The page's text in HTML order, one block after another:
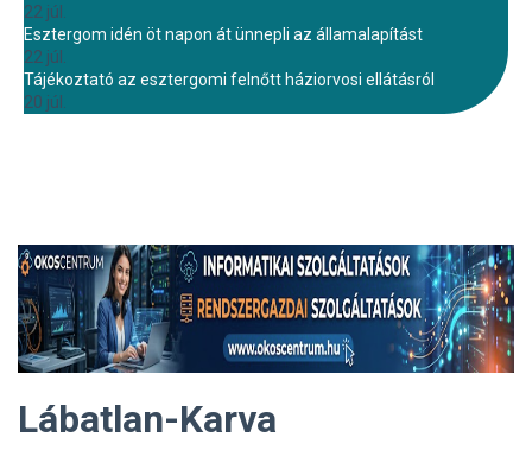
22 júl.
Esztergom idén öt napon át ünnepli az államalapítást
22 júl.
Tájékoztató az esztergomi felnőtt háziorvosi ellátásról
20 júl.
Lábatlan-Karva